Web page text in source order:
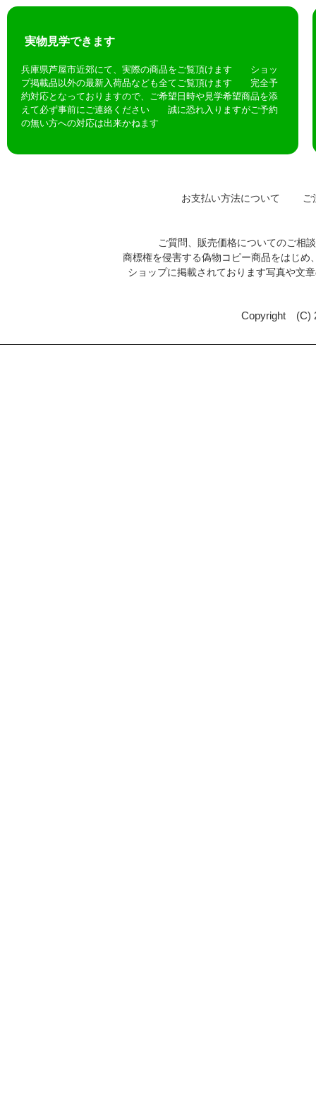
実物見学できます
兵庫県芦屋市近郊にて、実際の商品をご覧頂けます ショッ
プ掲載品以外の最新入荷品なども全てご覧頂けます 完全予
約対応となっておりますので、ご希望日時や見学希望商品を添
えて必ず事前にご連絡ください 誠に恐れ入りますがご予約
の無い方への対応は出来かねます
お支払い方法について ご
ご質問、販売価格についてのご相
商標権を侵害する偽物コピー商品をはじ
ショップに掲載されております写真や
Copyright (C)